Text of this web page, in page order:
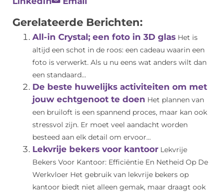
Gerelateerde Berichten:
All-in Crystal; een foto in 3D glas Het is
altijd een schot in de roos: een cadeau waarin een
foto is verwerkt. Als u nu eens wat anders wilt dan
een standaard...
De beste huwelijks activiteiten om met
jouw echtgenoot te doen Het plannen van
een bruiloft is een spannend proces, maar kan ook
stressvol zijn. Er moet veel aandacht worden
besteed aan elk detail om ervoor...
Lekvrije bekers voor kantoor Lekvrije
Bekers Voor Kantoor: Efficiëntie En Netheid Op De
Werkvloer Het gebruik van lekvrije bekers op
kantoor biedt niet alleen gemak, maar draagt ook